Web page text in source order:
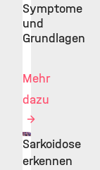
©
Symptome
und
Grundlagen
Mehr
dazu
Sarkoidose
erkennen